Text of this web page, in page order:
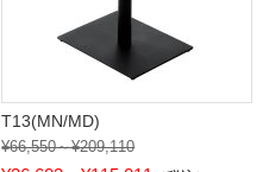
T13(MN/MD)
¥66,550～¥209,110